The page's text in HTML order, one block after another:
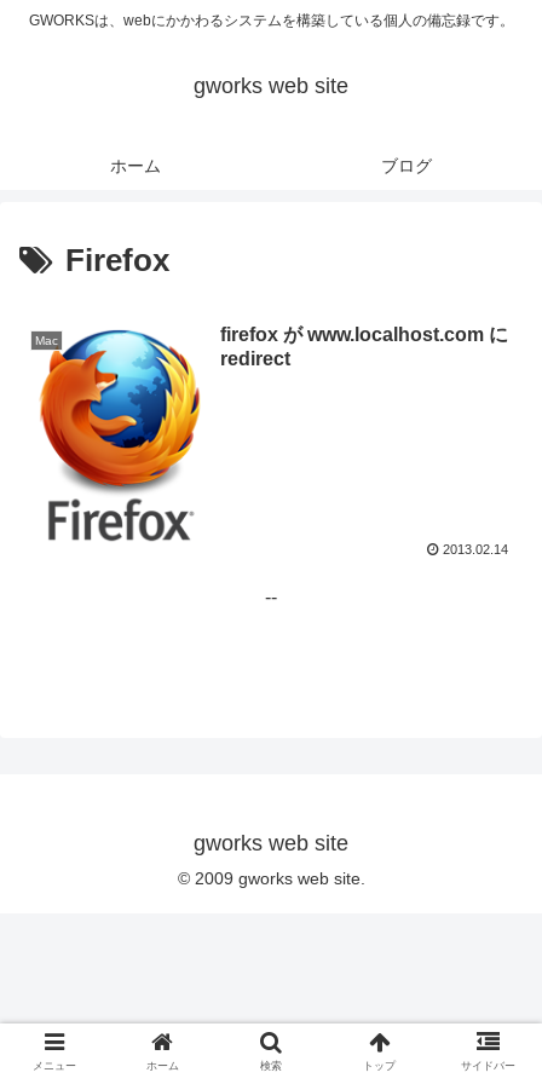
GWORKSは、webにかかわるシステムを構築している個人の備忘録です。
gworks web site
ホーム ブログ
Firefox
Mac
firefox が www.localhost.com に
redirect
2013.02.14
--
gworks web site
© 2009 gworks web site.
メニュー ホーム 検索 トップ サイドバー